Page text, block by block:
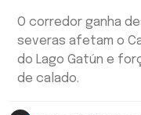
O corredor ganha
severas afetam o
do Lago Gatún e
de calado.